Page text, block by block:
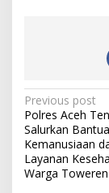
P
o
s
t
Previous post
Polres Aceh
Salurkan
Kemanusiaan
Layanan
Warga Toweren